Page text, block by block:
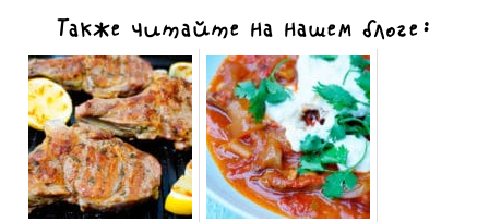
Также читайте на нашем блоге: